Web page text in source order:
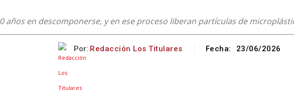
años en descomponerse, y en ese proceso liberan partículas de
Por: Redacción Los Titulares Fecha: 23/06/2026